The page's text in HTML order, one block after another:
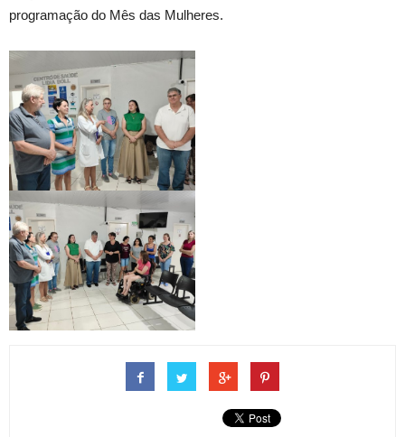
programação do Mês das Mulheres.